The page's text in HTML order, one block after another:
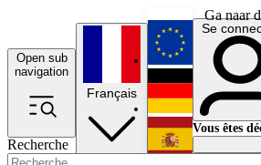
Ga naar
Open sub
navigation
Recherche
Français
English
Deutsch
Español
Se
Vous êtes